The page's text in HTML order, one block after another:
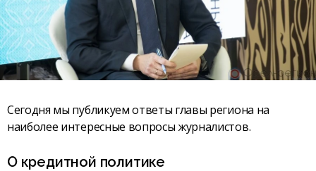
Сегодня мы публикуем ответы главы региона на
наиболее интересные вопросы журналистов.
О кредитной политике